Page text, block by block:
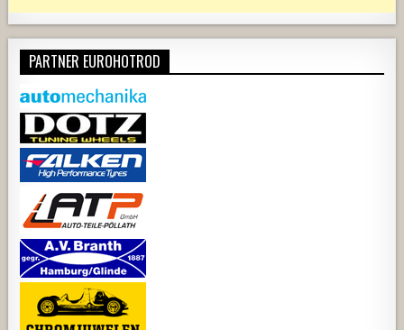
PARTNER EUROHOTROD